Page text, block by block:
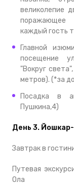
великолепие
поражающее
каждый гость
Главной
посещение
"Вокруг
метров). (*за
Посадка в
Пушкина,4)
День 3.
Завтрак в
Путевая
Ола